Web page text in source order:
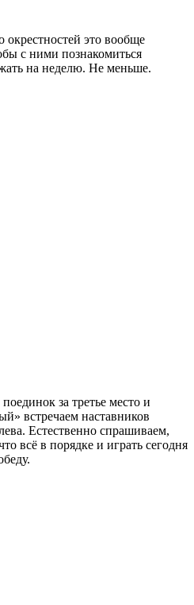
это вообще
с ними познакомиться
на неделю. Не меньше.
за третье место и
встречаем наставников
Естественно спрашиваем,
всё в порядке и играть сегодня